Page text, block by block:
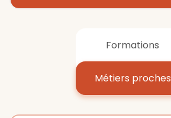
Formations
Métiers proches